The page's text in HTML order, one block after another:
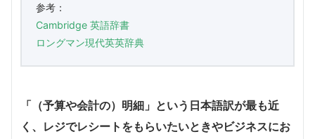
参考：
Cambridge 英語辞書
ロングマン現代英英辞典
「（予算や会計の）明細」という日本語訳が最も近
く、レジでレシートをもらいたいときやビジネスにお